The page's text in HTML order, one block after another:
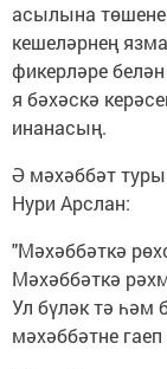
асылына
кешеләрнең
фикерләре
я бәхәскә
инанасың.
Ә мәхәббәт
Нури Арслан:
"Мәхәббәткә
Мәхәббәткә
Ул бүләк тә һәм
мәхәббәтне